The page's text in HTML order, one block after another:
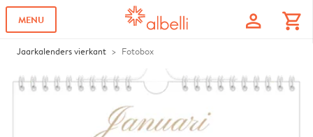
MENU profile shopping_cart
Jaarkalenders vierkant Fotobox